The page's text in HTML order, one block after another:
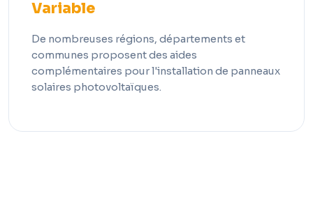
Variable
De nombreuses régions, départements et
communes proposent des aides
complémentaires pour l'installation de panneaux
solaires photovoltaïques.